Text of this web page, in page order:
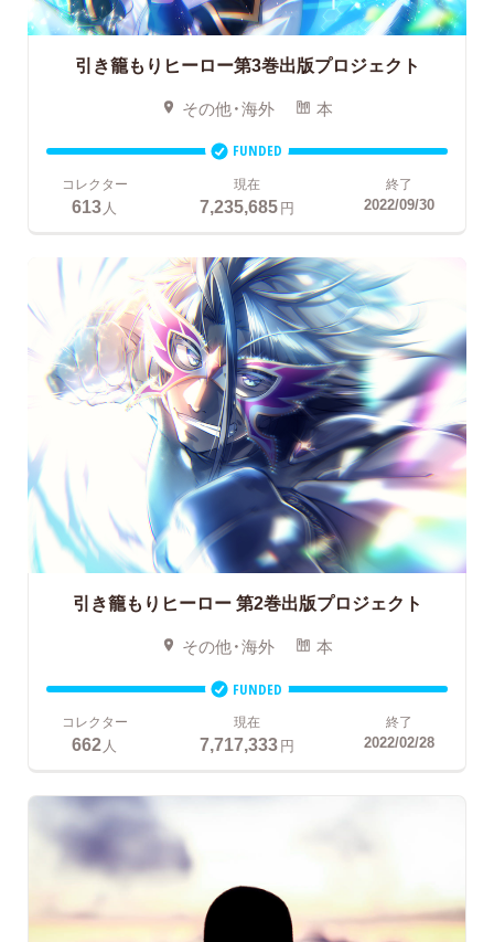
引き籠もりヒーロー第3巻出版プロジェクト
その他・海外 本
FUNDED
コレクター
613 人
現在
7,235,685円
終了
2022/09/30
引き籠もりヒーロー第2巻出版プロジェクト
その他・海外 本
FUNDED
コレクター
662人
現在
7,717,333円
終了
2022/02/28